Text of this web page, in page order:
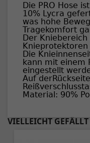
Die PRO Hose
10% Lycra
was hohe
Tragekomfort
Der
Die
kann mit einem
eingestellt
Auf
Material: 90%
VIELLEICHT